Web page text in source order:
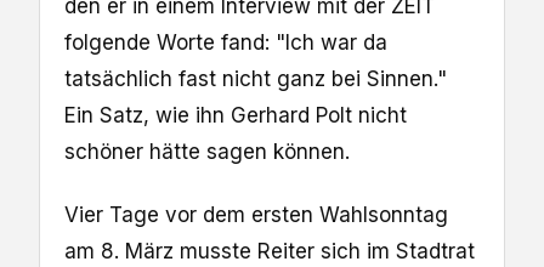
den er in einem Interview mit der ZEIT
folgende Worte fand: "Ich war da
tatsächlich fast nicht ganz bei Sinnen."
Ein Satz, wie ihn Gerhard Polt nicht
schöner hätte sagen können.
Vier Tage vor dem ersten Wahlsonntag
am 8. März musste Reiter sich im Stadtrat